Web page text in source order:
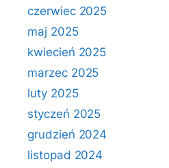
czerwiec 2025
maj 2025
kwiecień 2025
marzec 2025
luty 2025
styczeń 2025
grudzień 2024
listopad 2024